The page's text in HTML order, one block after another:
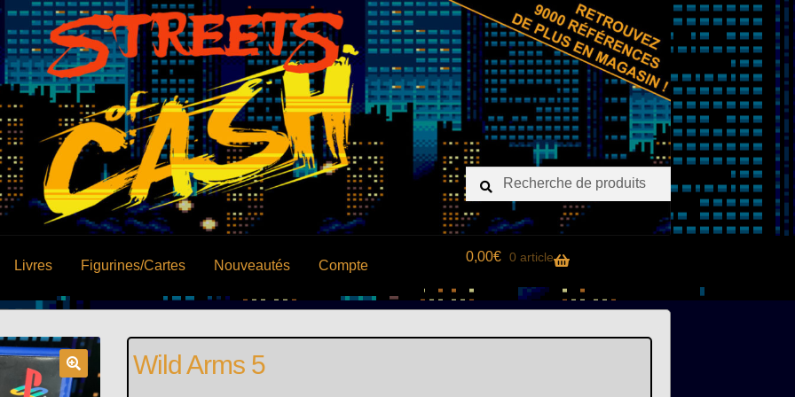
Recherche
pour :
Recherche
Livres Figurines/Cartes Nouveautés Compte
0,00€ 0 article
Wild Arms 5